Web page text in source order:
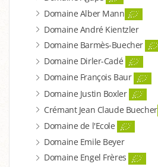
Domaine Alber Mann
Domaine André Kientzler
Domaine Barmès-Buecher
Domaine Dirler-Cadé
Domaine François Baur
Domaine Justin Boxler
Crémant Jean Claude Buecher
Domaine de l'Ecole
Domaine Emile Beyer
Domaine Engel Frères